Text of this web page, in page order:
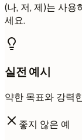
(나, 저, 제)는 사
세요.
실전 예시
약한 목표와 강력
좋지 않은 예